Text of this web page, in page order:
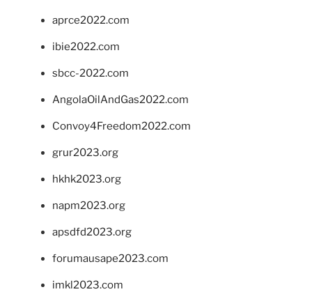
aprce2022.com
ibie2022.com
sbcc-2022.com
AngolaOilAndGas2022.com
Convoy4Freedom2022.com
grur2023.org
hkhk2023.org
napm2023.org
apsdfd2023.org
forumausape2023.com
imkl2023.com